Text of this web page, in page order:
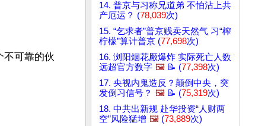
不可靠的伙
14. 普京与习称兄道弟 不怕沾上共
产厄运？ (78,039次)
15. “乞求者”普京贱卖天然气 习“榨
柠檬”算计普京 (77,698次)
16. 浏阳烟花厰爆炸 实际死亡人数
远超官方数字 🖼️ 📝 (77,398次)
17. 央视内鬼造反？颠倒中央，突
发倒习信号？ 🖼️ 📝 (75,319次)
18. 中共出新规 赴华投资“人财两
空”风险猛增 🖼️ (73,889次)